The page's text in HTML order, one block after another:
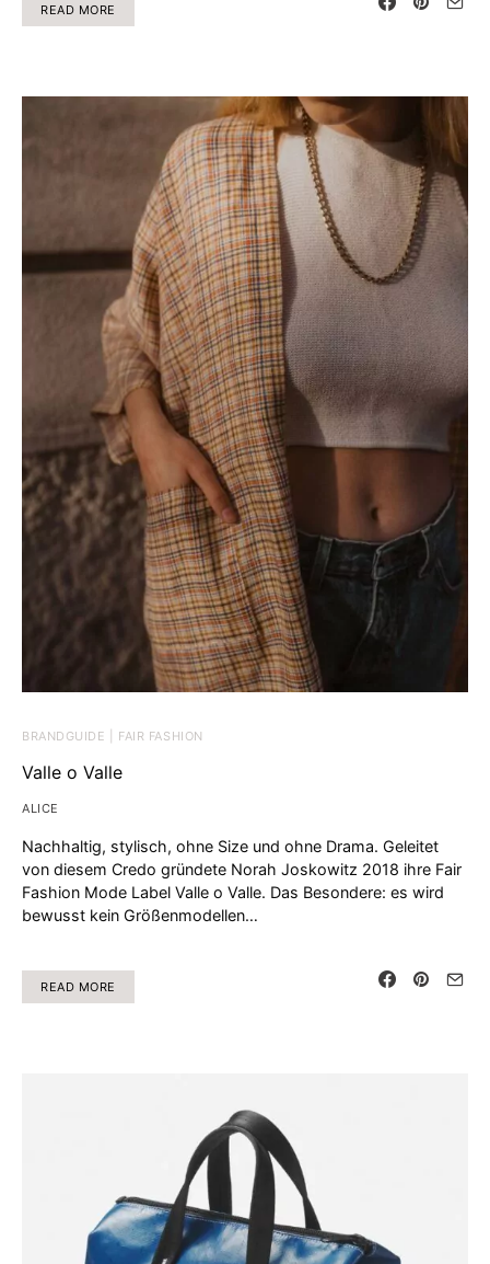
READ MORE
BRANDGUIDE | FAIR FASHION
Valle o Valle
ALICE
Nachhaltig, stylisch, ohne Size und ohne Drama. Geleitet
von diesem Credo gründete Norah Joskowitz 2018 ihre Fair
Fashion Mode Label Valle o Valle. Das Besondere: es wird
bewusst kein Größenmodellen…
READ MORE